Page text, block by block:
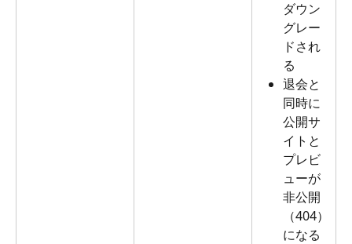
ダウン
グレー
ドされ
る
退会と
同時に
公開サ
イトと
プレビ
ューが
非公開
（404）
になる